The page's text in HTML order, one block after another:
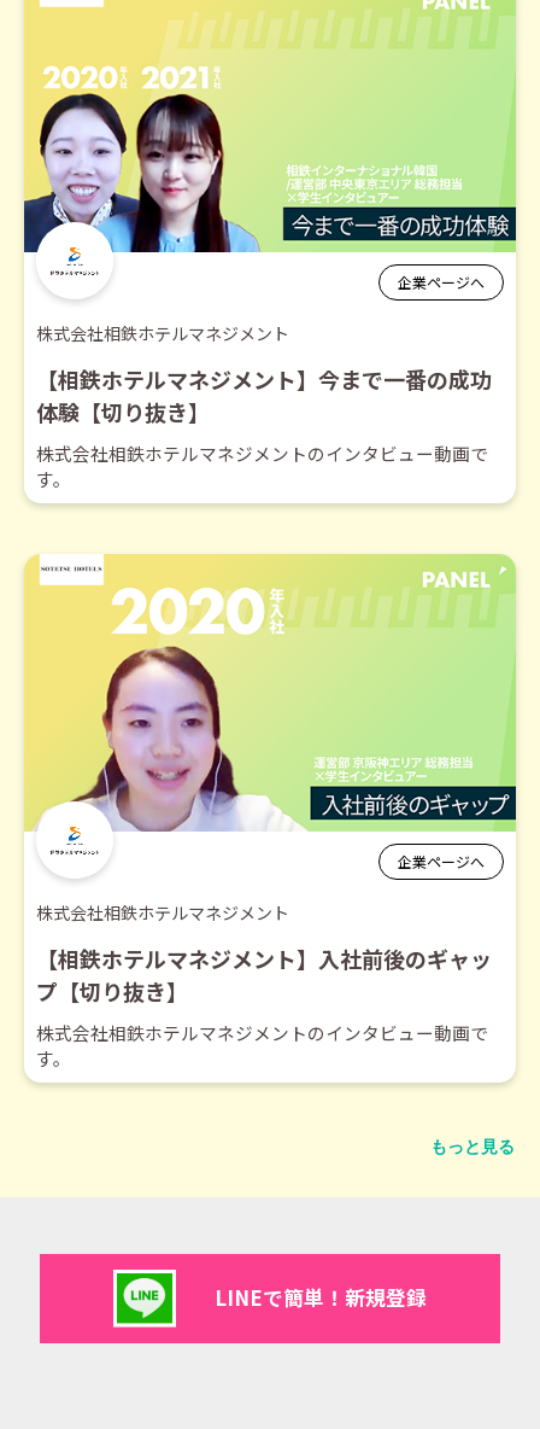
企業ページへ
株式会社相鉄ホテルマネジメント
【相鉄ホテルマネジメント】今まで一番の成功
体験【切り抜き】
株式会社相鉄ホテルマネジメントのインタビュー動画で
す。
企業ページへ
株式会社相鉄ホテルマネジメント
【相鉄ホテルマネジメント】入社前後のギャッ
プ【切り抜き】
株式会社相鉄ホテルマネジメントのインタビュー動画で
す。
もっと見る
LINEで簡単！新規登録